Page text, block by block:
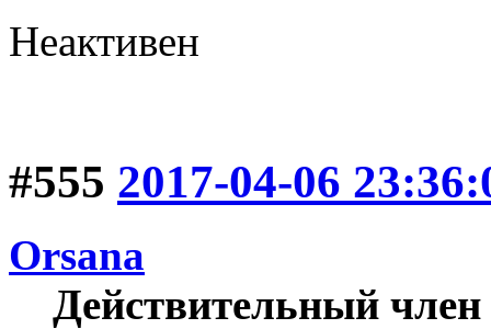
Неактивен
#555 2017-04-06
Orsana
Действительный член